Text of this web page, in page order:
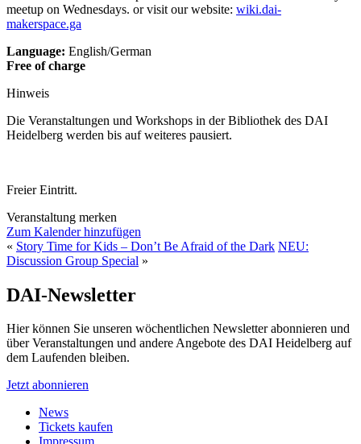
meetup on Wednesdays. or visit our website: wiki.dai-
makerspace.ga
Language: English/German
Free of charge
Hinweis
Die Veranstaltungen und Workshops in der Bibliothek des DAI
Heidelberg werden bis auf weiteres pausiert.
Freier Eintritt.
Veranstaltung merken
Zum Kalender hinzufügen
« Story Time for Kids – Don’t Be Afraid of the Dark NEU:
Discussion Group Special »
DAI-Newsletter
Hier können Sie unseren wöchentlichen Newsletter abonnieren und
über Veranstaltungen und andere Angebote des DAI Heidelberg auf
dem Laufenden bleiben.
Jetzt abonnieren
News
Tickets kaufen